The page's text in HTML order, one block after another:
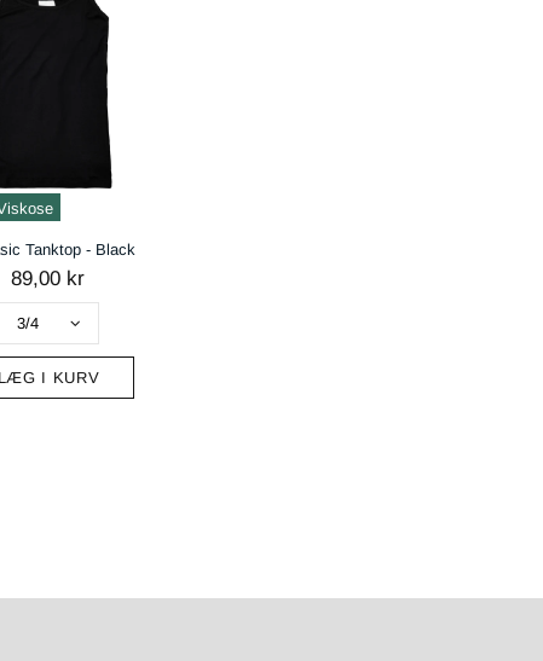
Tanktop - Black
89,00 kr
LÆG I KURV